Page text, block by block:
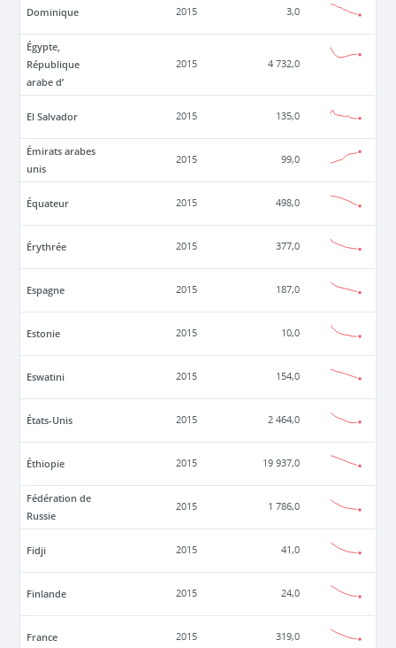
Dominique 2015 3,0
Égypte,
République
arabe d’
2015 4 732,0
El Salvador 2015 135,0
Émirats arabes
unis
2015 99,0
Équateur 2015 498,0
Érythrée 2015 377,0
Espagne 2015 187,0
Estonie 2015 10,0
Eswatini 2015 154,0
États-Unis 2015 2 464,0
Éthiopie 2015 19 937,0
Fédération de
Russie
2015 1 786,0
Fidji 2015 41,0
Finlande 2015 24,0
France 2015 319,0